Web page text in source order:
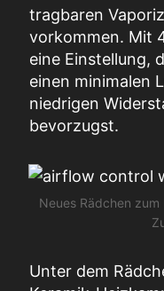
tragbaren
vorkommen. Mit
eine Einstellung,
einen minimalen
niedrigen
bevorzugst.
Neues Rädchen
Unter dem